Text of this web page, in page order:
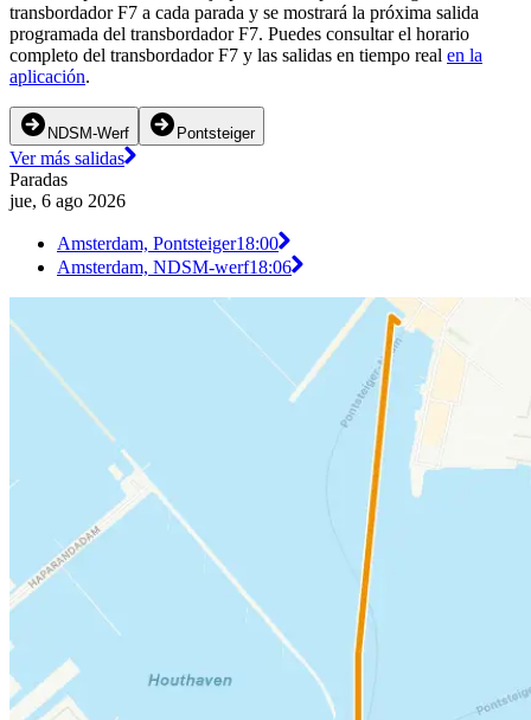
transbordador F7 a cada parada y se mostrará la próxima salida
programada del transbordador F7. Puedes consultar el horario
completo del transbordador F7 y las salidas en tiempo real en la
aplicación.
NDSM-Werf Pontsteiger
Ver más salidas
Paradas
jue, 6 ago 2026
Amsterdam, Pontsteiger18:00
Amsterdam, NDSM-werf18:06